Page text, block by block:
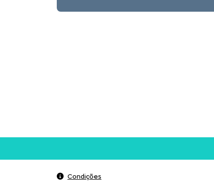
Condições